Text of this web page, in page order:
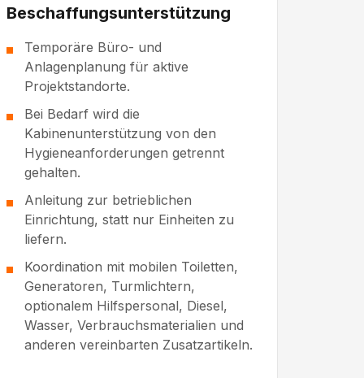
Beschaffungsunterstützung
Temporäre Büro- und
Anlagenplanung für aktive
Projektstandorte.
Bei Bedarf wird die
Kabinenunterstützung von den
Hygieneanforderungen getrennt
gehalten.
Anleitung zur betrieblichen
Einrichtung, statt nur Einheiten zu
liefern.
Koordination mit mobilen Toiletten,
Generatoren, Turmlichtern,
optionalem Hilfspersonal, Diesel,
Wasser, Verbrauchsmaterialien und
anderen vereinbarten Zusatzartikeln.